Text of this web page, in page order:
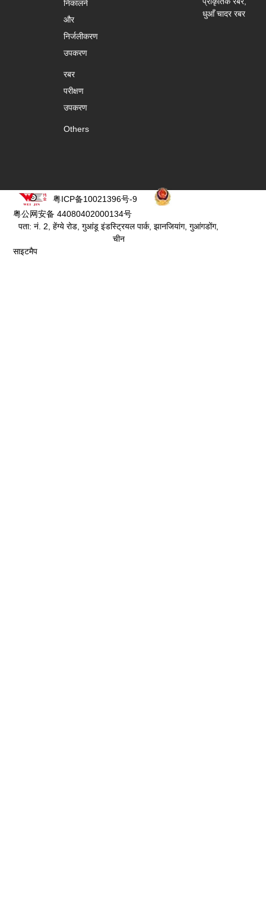
निकालने
और
निर्जलीकरण
उपकरण
रबर
परीक्षण
उपकरण
Others
धुआँ चादर रबर
粤ICP备10021396号-9
粤公网安备 44080402000134号
पता: नं. 2, हेंग्ये रोड, गुआंडू इंडस्ट्रियल पार्क, झानजियांग, गुआंगडोंग,
चीन
साइटमैप